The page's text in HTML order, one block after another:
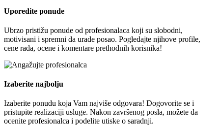
Uporedite ponude
Ubrzo pristižu ponude od profesionalaca koji su slobodni,
motivisani i spremni da urade posao. Pogledajte njihove profile,
cene rada, ocene i komentare prethodnih korisnika!
Izaberite najbolju
Izaberite ponudu koja Vam najviše odgovara! Dogovorite se i
pristupite realizaciji usluge. Nakon završenog posla, možete da
ocenite profesionalca i podelite utiske o saradnji.